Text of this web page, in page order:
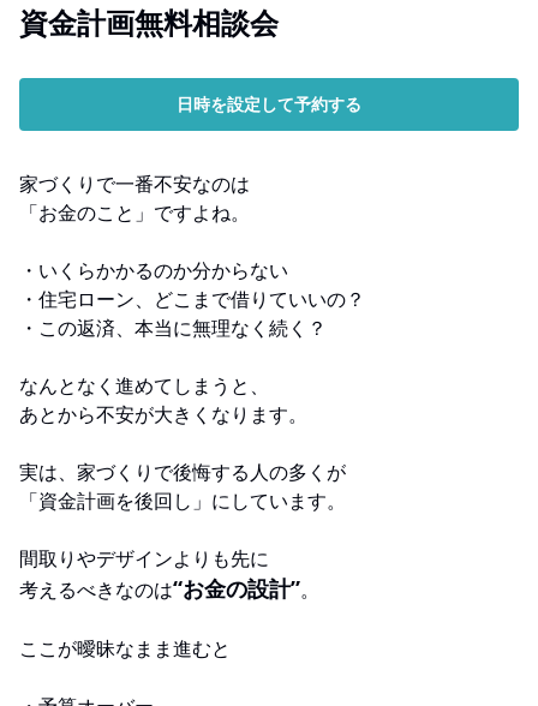
資金計画無料相談会
日時を設定して予約する
家づくりで一番不安なのは
「お金のこと」ですよね。
・いくらかかるのか分からない
・住宅ローン、どこまで借りていいの？
・この返済、本当に無理なく続く？
なんとなく進めてしまうと、
あとから不安が大きくなります。
実は、家づくりで後悔する人の多くが
「資金計画を後回し」にしています。
間取りやデザインよりも先に
考えるべきなのは“お金の設計”。
ここが曖昧なまま進むと